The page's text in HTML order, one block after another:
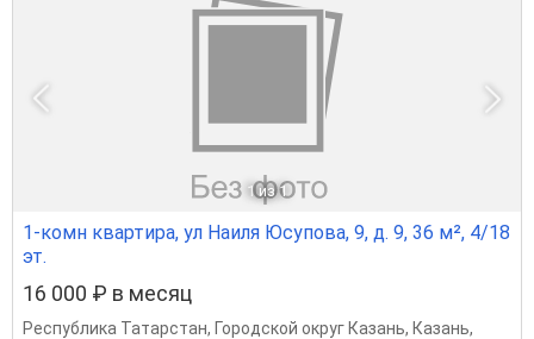
1 из 1
1-комн квартира, ул Наиля Юсупова, 9, д. 9, 36 м², 4/18
эт.
16 000 ₽ в месяц
Республика Татарстан, Городской округ Казань, Казань,